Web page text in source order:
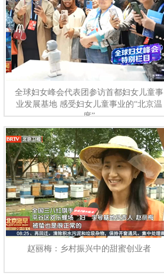
全球妇女峰会代表团参访首都妇女儿童事
业发展基地 感受妇女儿童事业的“北京温
度”
赵丽梅：乡村振兴中的甜蜜创业者